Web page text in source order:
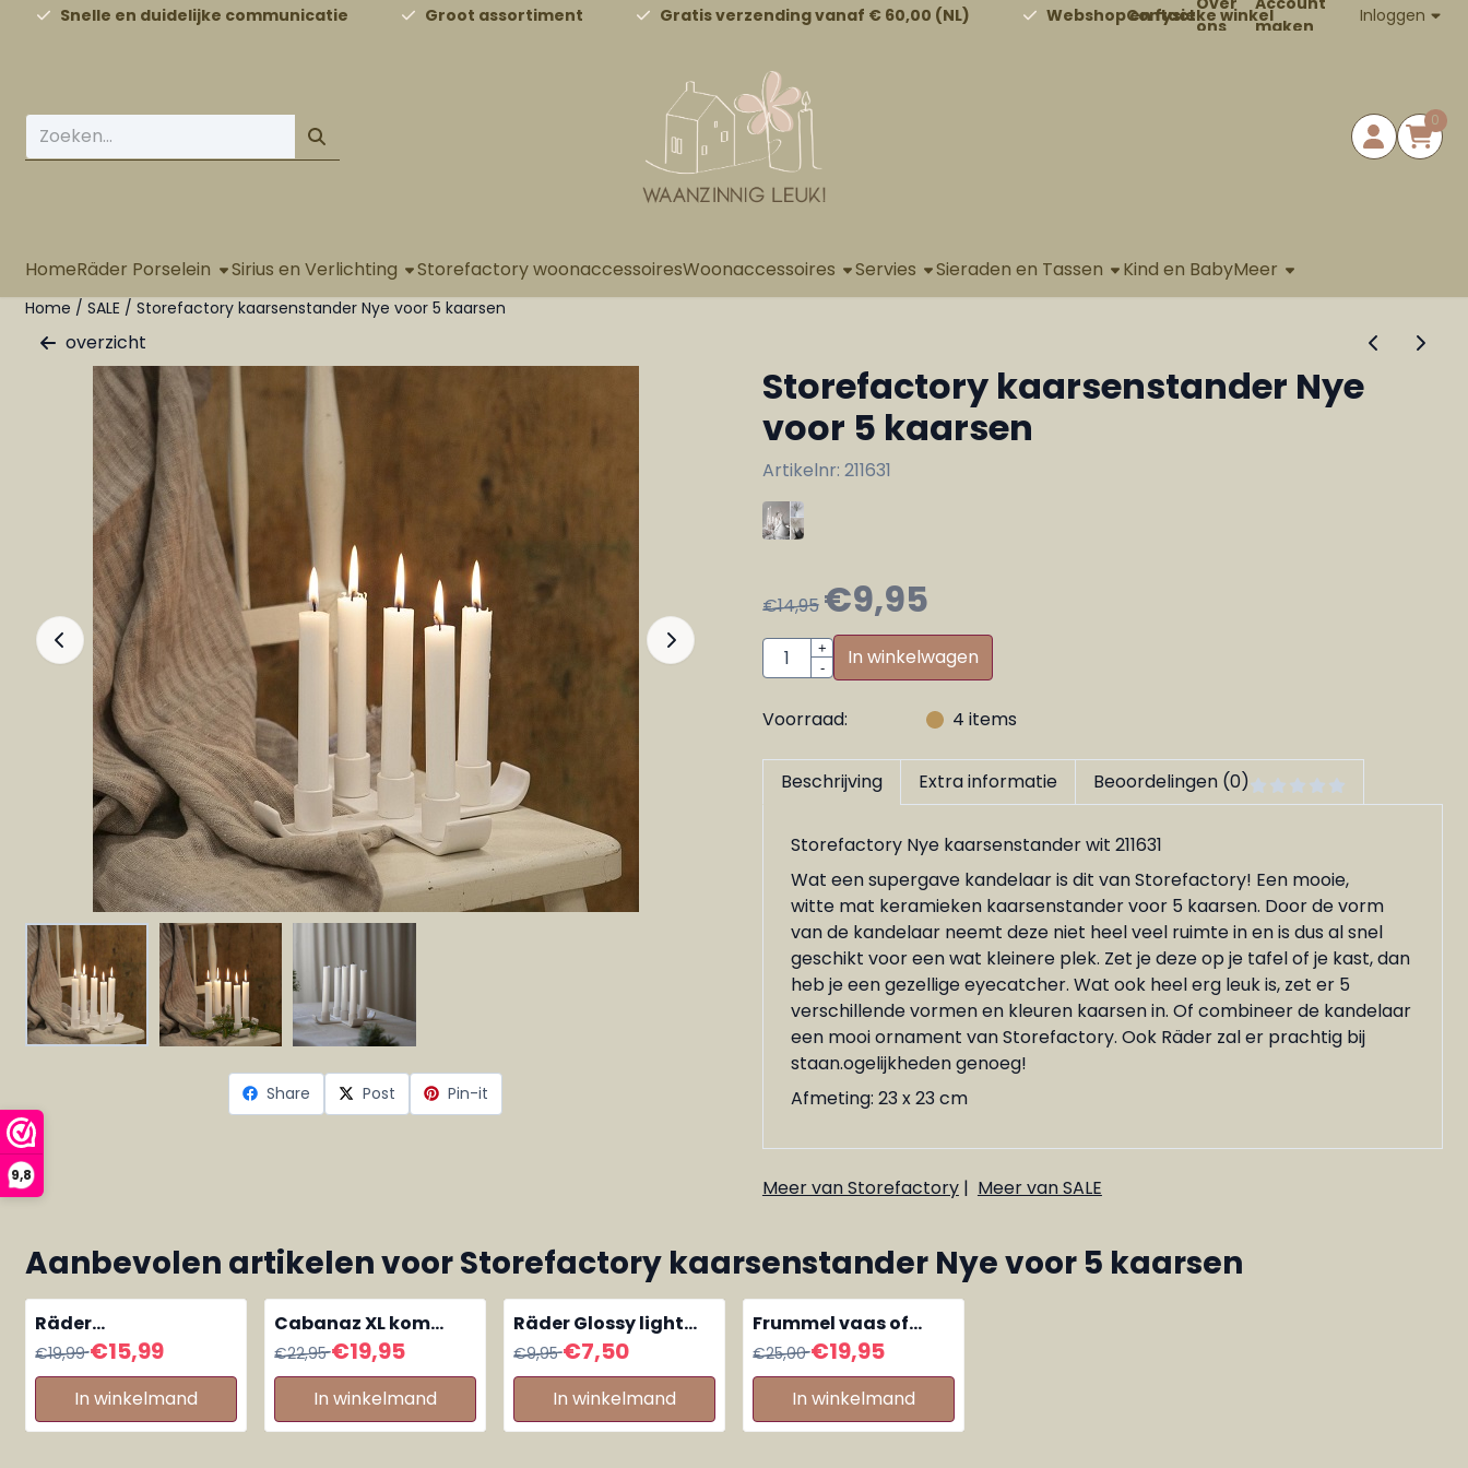
9,8
Cookievoorkeuren zijn beschikbaar. Kies instellingen of sta alle cookies toe.
Snelle en duidelijke communicatie Groot assortiment Gratis verzending vanaf € 60,00 (NL) Webshop en fysieke winkel
Contact
ons
maken
Inloggen
Zoeken 0
HomeRäder Porselein Sirius en Verlichting Storefactory woonaccessoiresWoonaccessoires Servies Sieraden en Tassen Kind en BabyMeer
Home / SALE / Storefactory kaarsenstander Nye voor 5 kaarsen
overzicht
Share Post Pin-it
Storefactory kaarsenstander Nye
voor 5 kaarsen
Artikelnr: 211631
€14,95 €9,95
Aantal
+
-
In winkelwagen
Voorraad: 4 items
Beschrijving Extra informatie Beoordelingen (0)
Storefactory Nye kaarsenstander wit 211631
Wat een supergave kandelaar is dit van Storefactory! Een mooie,
witte mat keramieken kaarsenstander voor 5 kaarsen. Door de vorm
van de kandelaar neemt deze niet heel veel ruimte in en is dus al snel
geschikt voor een wat kleinere plek. Zet je deze op je tafel of je kast, dan
heb je een gezellige eyecatcher. Wat ook heel erg leuk is, zet er 5
verschillende vormen en kleuren kaarsen in. Of combineer de kandelaar
een mooi ornament van Storefactory. Ook Räder zal er prachtig bij
staan.ogelijkheden genoeg!
Afmeting: 23 x 23 cm
Meer van Storefactory| Meer van SALE
Aanbevolen artikelen voorStorefactory kaarsenstander Nye voor 5 kaarsen
Räder
kaarsenstander ster
Shine wit-goud
Van 19,99 voor 15,99
€19,99€15,99
In winkelmand
Cabanaz XL kom
laag Geel
Van 22,95 voor 19,95
€22,95€19,95
In winkelmand
Räder Glossy light
Lettering large
Van 9,95 voor 7,50
€9,95€7,50
In winkelmand
Frummel vaas of
waterkan porselein,
handgemaakt
Van 25,00 voor 19,95
€25,00€19,95
In winkelmand